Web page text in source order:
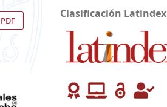
PDF
Clasificación Latindex